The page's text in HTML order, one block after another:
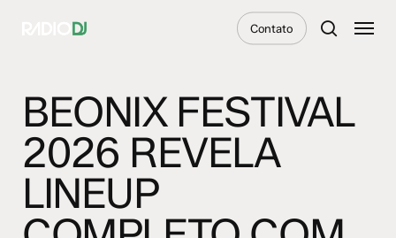
Contato
search
Menu
BEONIX FESTIVAL
2026 REVELA
LINEUP